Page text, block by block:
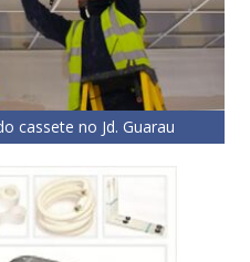
cassete no Jd. Guarau